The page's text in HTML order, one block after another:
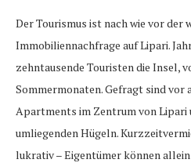
Der Tourismus ist nach wie vor
Immobiliennachfrage auf Lipari.
zehntausende Touristen die Insel,
Sommermonaten. Gefragt sind
Apartments im Zentrum von Lipari
umliegenden Hügeln.
lukrativ – Eigentümer können